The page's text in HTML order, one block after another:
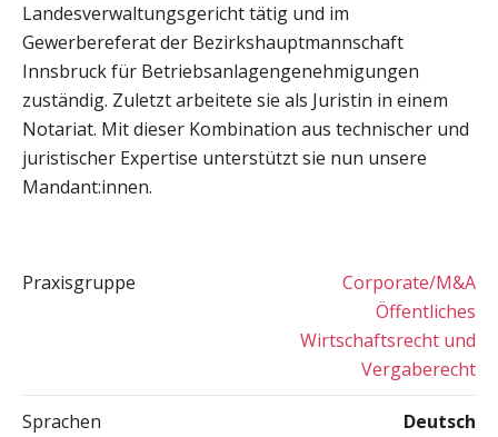
Landesverwaltungsgericht tätig und im
Gewerbereferat der Bezirkshauptmannschaft
Innsbruck für Betriebsanlagengenehmigungen
zuständig. Zuletzt arbeitete sie als Juristin in einem
Notariat. Mit dieser Kombination aus technischer und
juristischer Expertise unterstützt sie nun unsere
Mandant:innen.
Praxisgruppe
Corporate/M&A
Öffentliches
Wirtschaftsrecht und
Vergaberecht
Sprachen
Deutsch